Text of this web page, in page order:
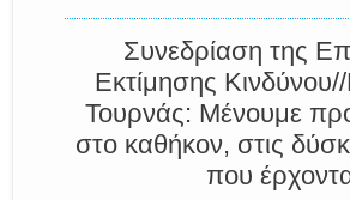
Συνεδρίαση της
Εκτίμησης
Τουρνάς: Μένουμε
στο καθήκον, στις
που